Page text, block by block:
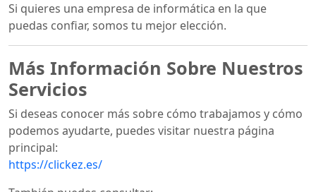
Si quieres una empresa de informática en la que
puedas confiar, somos tu mejor elección.
Más Información Sobre Nuestros
Servicios
Si deseas conocer más sobre cómo trabajamos y cómo
podemos ayudarte, puedes visitar nuestra página
principal:
https://clickez.es/